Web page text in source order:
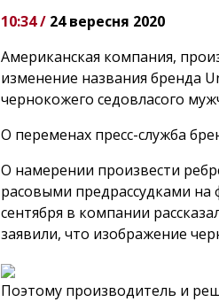
10:34 / 24 вересня 2020
Американская компания,
изменение названия бренда
чернокожего седовласого
О переменах пресс-служба
О намерении произвести
расовыми предрассудками
сентября в компании
заявили, что изображение
Поэтому производитель и